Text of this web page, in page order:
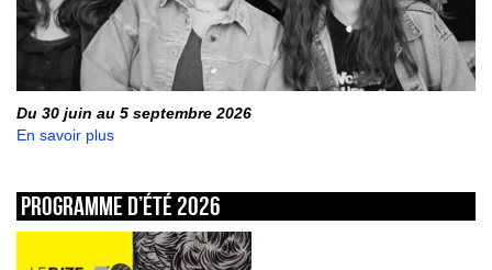
Du 30 juin au 5 septembre 2026
En savoir plus
Programme d’été 2026